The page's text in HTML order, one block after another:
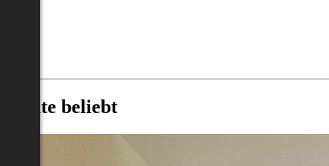
Heute beliebt